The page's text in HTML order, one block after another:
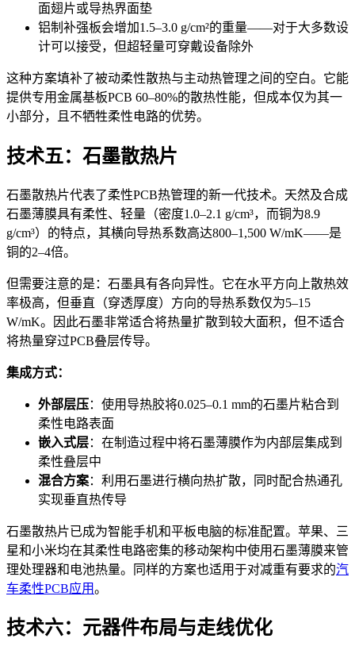
面翅片或导热界面垫
铝制补强板会增加1.5–3.0 g/cm²的重量——对于大多数设
计可以接受，但超轻量可穿戴设备除外
这种方案填补了被动柔性散热与主动热管理之间的空白。它能
提供专用金属基板PCB 60–80%的散热性能，但成本仅为其一
小部分，且不牺牲柔性电路的优势。
技术五：石墨散热片
石墨散热片代表了柔性PCB热管理的新一代技术。天然及合成
石墨薄膜具有柔性、轻量（密度1.0–2.1 g/cm³，而铜为8.9
g/cm³）的特点，其横向导热系数高达800–1,500 W/mK——是
铜的2–4倍。
但需要注意的是：石墨具有各向异性。它在水平方向上散热效
率极高，但垂直（穿透厚度）方向的导热系数仅为5–15
W/mK。因此石墨非常适合将热量扩散到较大面积，但不适合
将热量穿过PCB叠层传导。
集成方式：
外部层压：使用导热胶将0.025–0.1 mm的石墨片粘合到
柔性电路表面
嵌入式层：在制造过程中将石墨薄膜作为内部层集成到
柔性叠层中
混合方案：利用石墨进行横向热扩散，同时配合热通孔
实现垂直热传导
石墨散热片已成为智能手机和平板电脑的标准配置。苹果、三
星和小米均在其柔性电路密集的移动架构中使用石墨薄膜来管
理处理器和电池热量。同样的方案也适用于对减重有要求的汽
车柔性PCB应用。
技术六：元器件布局与走线优化